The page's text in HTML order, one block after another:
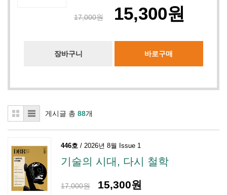
17,000원 15,300원
장바구니 바로구매
게시글 총 88개
446호 / 2026년 8월 Issue 1
기술의 시대, 다시 철학
17,000원 15,300원